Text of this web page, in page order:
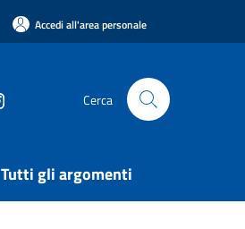
Accedi all'area personale
Cerca
Tutti gli argomenti